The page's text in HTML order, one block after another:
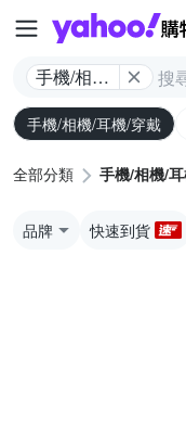
手機/相機/
耳機/穿戴
手機/相機/耳機/穿戴
全部分類 手機/相機/
品牌 快速到貨